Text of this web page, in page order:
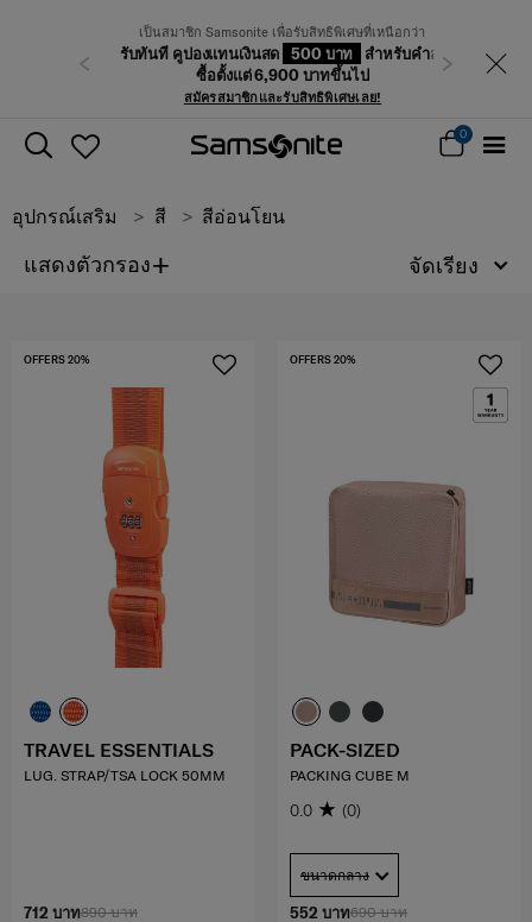
เป็นสมาชิก Samsonite เพื่อรับสิทธิพิเศษที่เหนือกว่า
รับทันที คูปองแทนเงินสด 500 บาท สำหรับคำสั่ง
ซื้อตั้งแต่ 6,900 บาทขึ้นไป
สมัครสมาชิกและรับสิทธิพิเศษเลย!
ก่อนหน้า ถัดไป
0
อุปกรณ์เสริม สี สีอ่อนโยน
แสดงตัวกรอง+ จัดเรียง
890 บาท
712 บาท
OFFERS 20%
TRAVEL ESSENTIALS
LUG. STRAP/TSA LOCK 50MM
690 บาท
552 บาท
OFFERS 20%
PACK-SIZED
PACKING CUBE M
0.0 (0)
ขนาดกลาง